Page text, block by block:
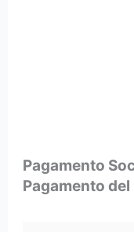
Pagamento
Pagamento